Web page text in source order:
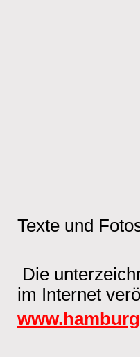
Texte und
Die
im Internet